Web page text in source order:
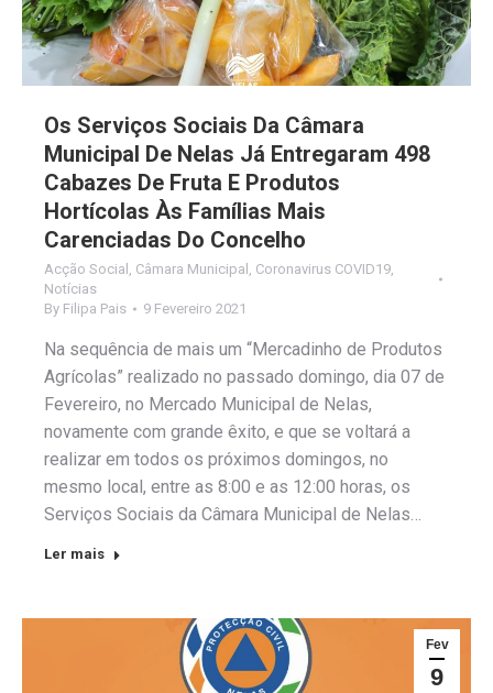
Os Serviços Sociais Da Câmara
Municipal De Nelas Já Entregaram 498
Cabazes De Fruta E Produtos
Hortícolas Às Famílias Mais
Carenciadas Do Concelho
Acção Social , Câmara Municipal , Coronavirus COVID19,
Notícias
By Filipa Pais 9 Fevereiro 2021
Na sequência de mais um “Mercadinho de Produtos
Agrícolas” realizado no passado domingo, dia 07 de
Fevereiro, no Mercado Municipal de Nelas,
novamente com grande êxito, e que se voltará a
realizar em todos os próximos domingos, no
mesmo local, entre as 8:00 e as 12:00 horas, os
Serviços Sociais da Câmara Municipal de Nelas…
Ler mais
Fev
9